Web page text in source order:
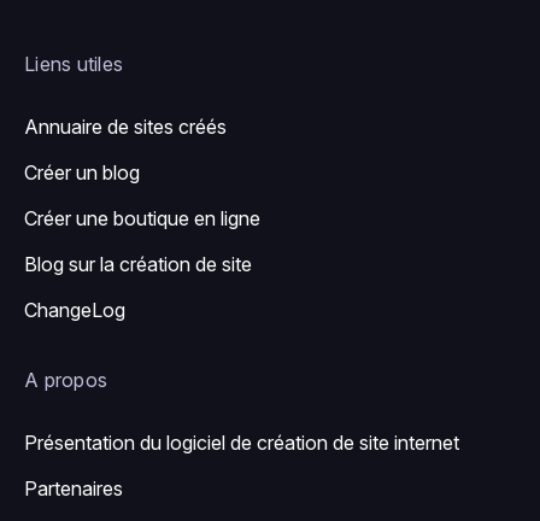
Liens utiles
Annuaire de sites créés
Créer un blog
Créer une boutique en ligne
Blog sur la création de site
ChangeLog
A propos
Présentation du logiciel de création de site internet
Partenaires